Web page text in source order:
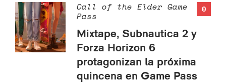
0
Call of the Elder Game
Pass
Mixtape, Subnautica 2 y
Forza Horizon 6
protagonizan la próxima
quincena en Game Pass